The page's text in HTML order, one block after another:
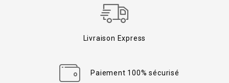
Livraison Express
Paiement 100% sécurisé